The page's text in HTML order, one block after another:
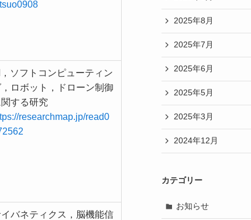
ソフトコンピューティン
，ロボット，ドローン制御
する研究
researchmap.jp/read0
バネティクス，脳機能信
2025年8月
2025年7月
2025年6月
2025年5月
2025年3月
2024年12月
カテゴリー
お知らせ